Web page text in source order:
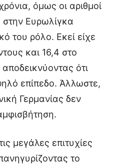
όμως οι αριθμοί
Ευρωλίγκα
του ρόλο. Εκεί είχε
και 16,4 στο
ότι
επίπεδο. Άλλωστε,
Γερμανίας δεν
μεγάλες επιτυχίες
το